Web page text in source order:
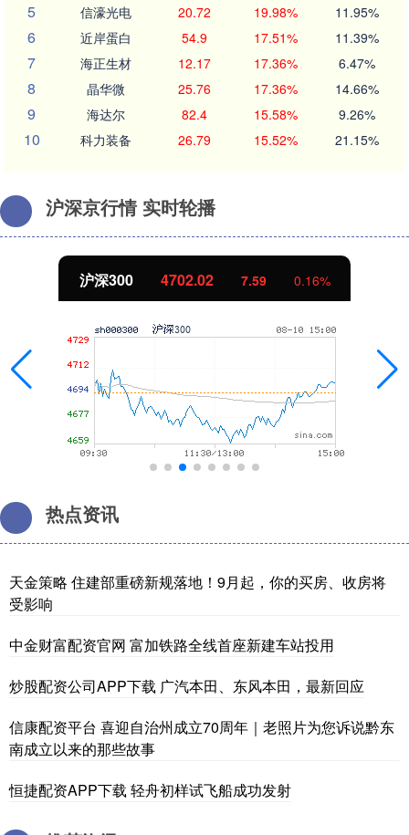
5 信濠光电 20.72 19.98% 11.95%
6 近岸蛋白 54.9 17.51% 11.39%
7 海正生材 12.17 17.36% 6.47%
8 晶华微 25.76 17.36% 14.66%
9 海达尔 82.4 15.58% 9.26%
10 科力装备 26.79 15.52% 21.15%
沪深京行情 实时轮播
北证50 1122.88 -11.37 -1.00%
热点资讯
天金策略 住建部重磅新规落地！9月起，你的买房、收房将
受影响
中金财富配资官网 富加铁路全线首座新建车站投用
炒股配资公司APP下载 广汽本田、东风本田，最新回应
信康配资平台 喜迎自治州成立70周年｜老照片为您诉说黔东
南成立以来的那些故事
恒捷配资APP下载 轻舟初样试飞船成功发射